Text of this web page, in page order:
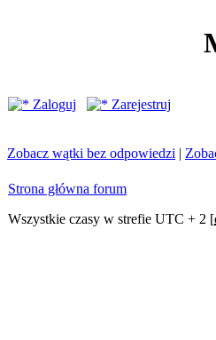
Zaloguj
Zarejestruj
Zobacz wątki bez odpowiedzi |
Strona główna forum
Wszystkie czasy w strefie UTC + 2 [